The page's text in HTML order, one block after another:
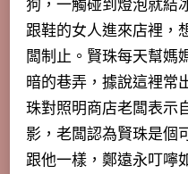
狗，一觸碰到燈泡就結
跟鞋的女人進來店裡，
闆制止。賢珠每天幫媽
暗的巷弄，據說這裡常
珠對照明商店老闆表示
影， 老闆認為賢珠是個
跟他一樣，鄭遠永叮嚀